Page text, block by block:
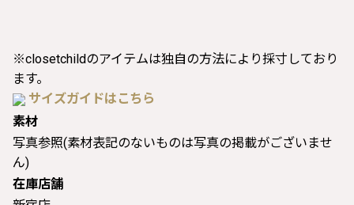
※closetchildのアイテムは独自の方法により採寸しており
ます。
サイズガイドはこちら
素材
写真参照(素材表記のないものは写真の掲載がございませ
ん)
在庫店舗